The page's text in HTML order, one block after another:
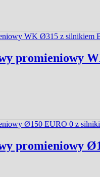
promieniowy
promieniowy